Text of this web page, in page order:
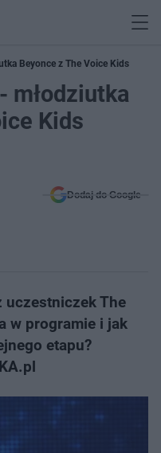
Beyonce z The Voice Kids
młodziutka
Kids
Dodaj do Google
uczestniczek The
w programie i jak
etapu?